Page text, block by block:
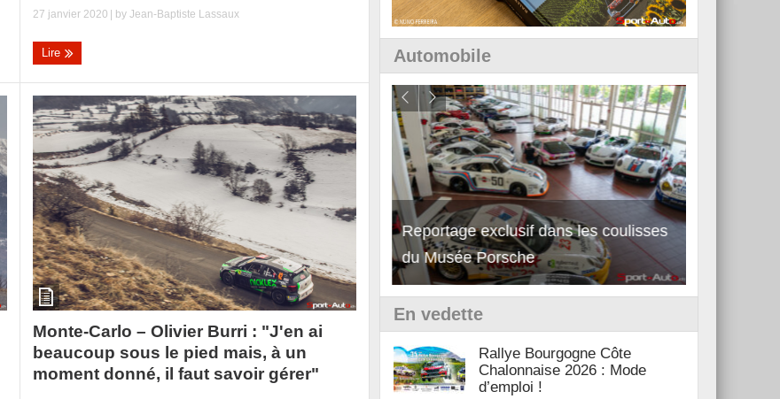
27 janvier 2020 | byJean-Baptiste Lassaux
Lire
Monte-Carlo – Olivier Burri : "J'en ai
beaucoup sous le pied mais, à un
moment donné, il faut savoir gérer"
Automobile
Reportage exclusif dans les coulisses
du Musée Porsche
Découverte de la nouvelle Ferrari
12Cilindri Manuale
En vedette
Rallye Bourgogne Côte
Chalonnaise 2026 : Mode
d’emploi !